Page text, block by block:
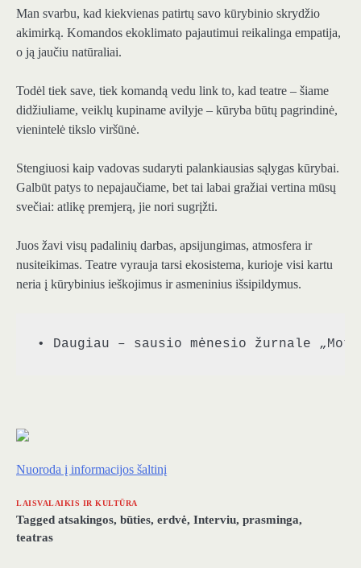
Man svarbu, kad kiekvienas patirtų savo kūrybinio skrydžio
akimirką. Komandos ekoklimato pajautimui reikalinga empatija,
o ją jaučiu natūraliai.
Todėl tiek save, tiek komandą vedu link to, kad teatre – šiame
didžiuliame, veiklų kupiname avilyje – kūryba būtų pagrindinė,
vienintelė tikslo viršūnė.
Stengiuosi kaip vadovas sudaryti palankiausias sąlygas kūrybai.
Galbūt patys to nepajaučiame, bet tai labai gražiai vertina mūsų
svečiai: atlikę premjerą, jie nori sugrįžti.
Juos žavi visų padalinių darbas, apsijungimas, atmosfera ir
nusiteikimas. Teatre vyrauja tarsi ekosistema, kurioje visi kartu
neria į kūrybinius ieškojimus ir asmeninius išsipildymus.
• Daugiau – sausio mėnesio žurnale
Nuoroda į informacijos šaltinį
LAISVALAIKIS IR KULTŪRA
Tagged atsakingos, būties, erdvė, Interviu, prasminga,
teatras